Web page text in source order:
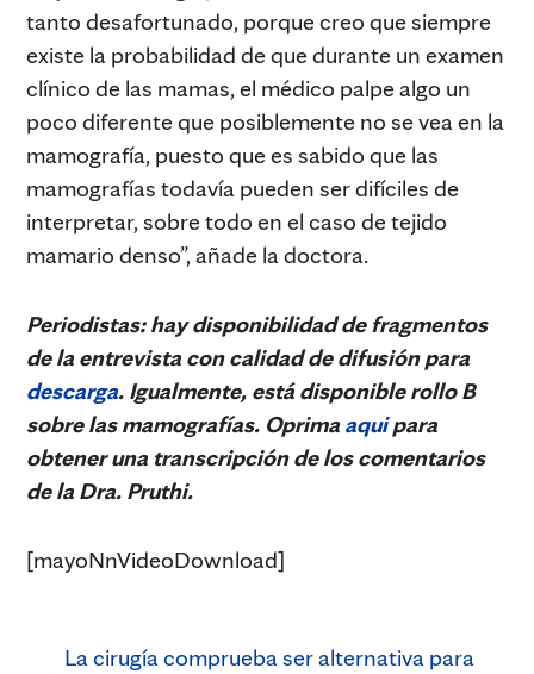
tanto desafortunado, porque creo que siempre
existe la probabilidad de que durante un examen
clínico de las mamas, el médico palpe algo un
poco diferente que posiblemente no se vea en la
mamografía, puesto que es sabido que las
mamografías todavía pueden ser difíciles de
interpretar, sobre todo en el caso de tejido
mamario denso”, añade la doctora.
Periodistas: hay disponibilidad de fragmentos
de la entrevista con calidad de difusión para
descarga. Igualmente, está disponible rollo B
sobre las mamografías. Oprima aquipara
obtener una transcripción de los comentarios
de la Dra. Pruthi.
[mayoNnVideoDownload]
La cirugía comprueba ser alternativa para